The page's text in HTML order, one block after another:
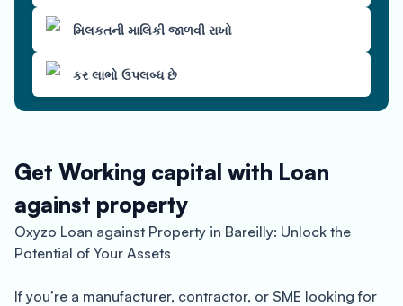
મિલકતની માલિકી જાળવી રાખો
કર લાભો ઉપલબ્ધ છે
Get Working capital with Loan
against property
Oxyzo Loan against Property in Bareilly: Unlock the
Potential of Your Assets
If you’re a manufacturer, contractor, or SME looking for